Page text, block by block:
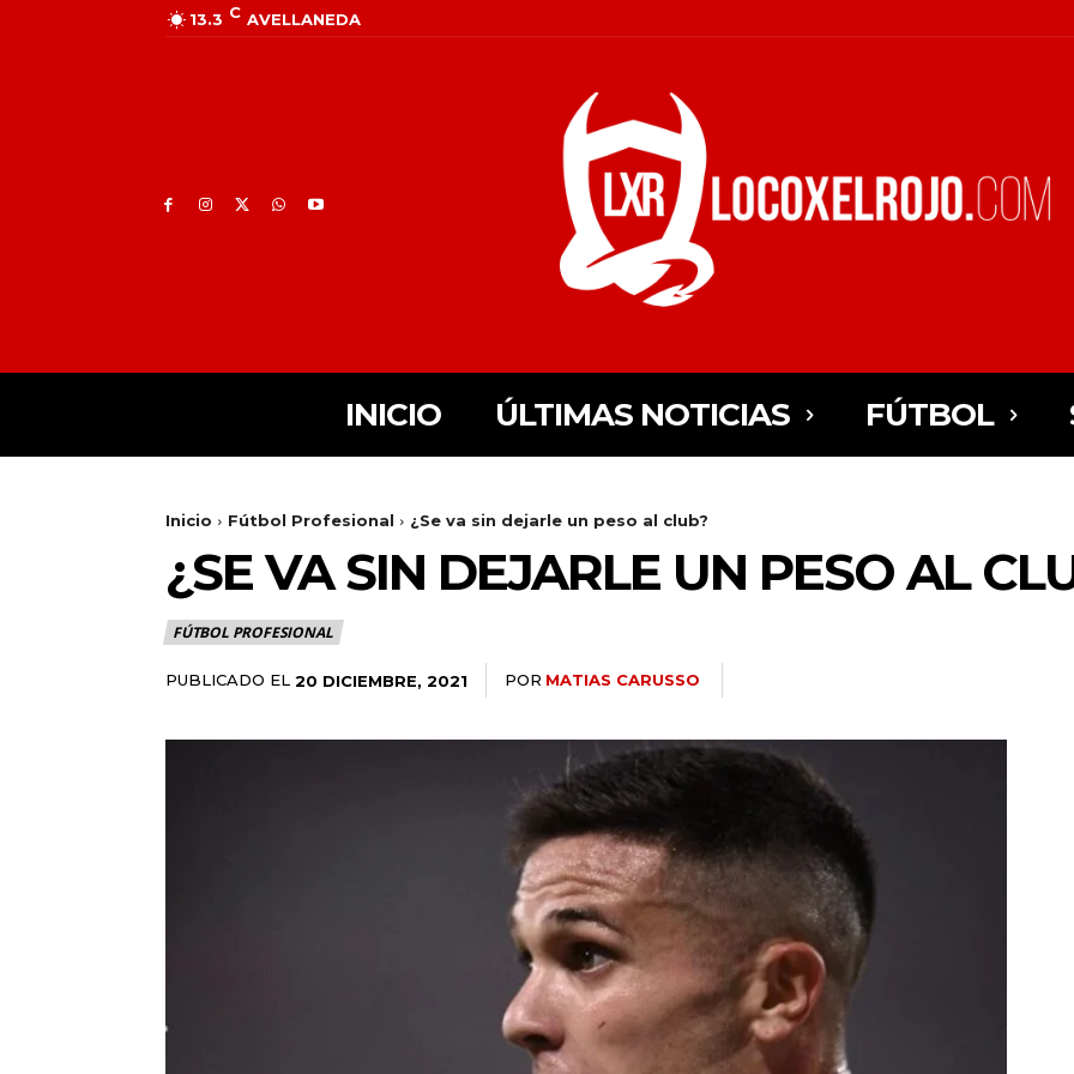
13.3 C AVELLANEDA
INICIO ÚLTIMAS NOTICIAS FÚTBOL
Inicio Fútbol Profesional ¿Se va sin dejarle un peso al club?
¿SE VA SIN DEJARLE UN PESO AL
FÚTBOL PROFESIONAL
PUBLICADO EL 20 DICIEMBRE, 2021 POR MATIAS CARUSSO